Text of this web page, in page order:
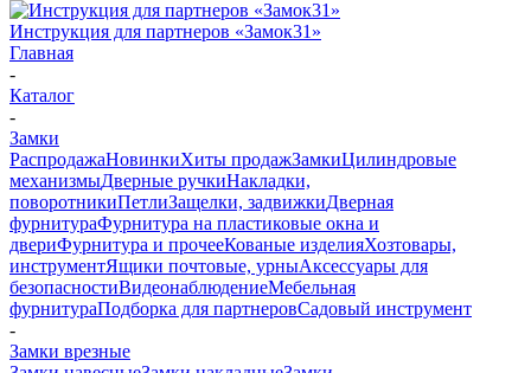
Инструкция для партнеров «Замок31»
Главная
-
Каталог
-
Замки
РаспродажаНовинкиХиты продажЗамкиЦилиндровые
механизмыДверные ручкиНакладки,
поворотникиПетлиЗащелки, задвижкиДверная
фурнитураФурнитура на пластиковые окна и
двериФурнитура и прочееКованые изделияХозтовары,
инструментЯщики почтовые, урныАксессуары для
безопасностиВидеонаблюдениеМебельная
фурнитураПодборка для партнеровСадовый инструмент
-
Замки врезные